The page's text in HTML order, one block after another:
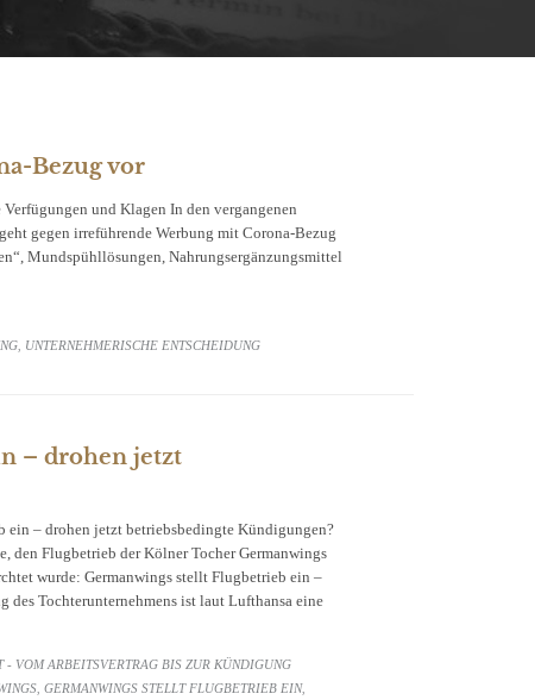
Bezug vor
und Klagen In den vergangenen
gegen irreführende Werbung mit Corona-Bezug
Mundspühllösungen, Nahrungsergänzungsmittel
UNTERNEHMERISCHE ENTSCHEIDUNG
– drohen jetzt
ein – drohen jetzt betriebsbedingte Kündigungen?
den Flugbetrieb der Kölner Tocher Germanwings
wurde: Germanwings stellt Flugbetrieb ein –
Tochterunternehmens ist laut Lufthansa eine
- VOM ARBEITSVERTRAG BIS ZUR KÜNDIGUNG
, GERMANWINGS STELLT FLUGBETRIEB EIN,